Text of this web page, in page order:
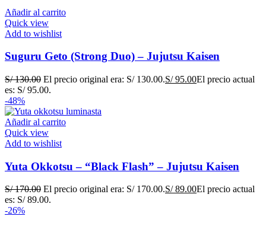
Añadir al carrito
Quick view
Add to wishlist
Suguru Geto (Strong Duo) – Jujutsu Kaisen
S/130.00 El precio original era: S/ 130.00.S/95.00El precio actual
es: S/ 95.00.
-48%
Añadir al carrito
Quick view
Add to wishlist
Yuta Okkotsu – “Black Flash” – Jujutsu Kaisen
S/170.00 El precio original era: S/ 170.00.S/89.00El precio actual
es: S/ 89.00.
-26%